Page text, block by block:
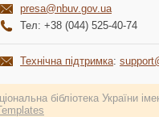
presa@nbuv.gov.ua
Тел: +38 (044) 525-40-74
Технічна підтримка:
бібліотека України